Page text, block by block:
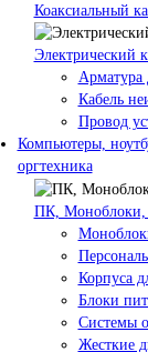
Коаксиальный
Электрический
Кабель
Провод
Компьютеры,
оргтехника
ПК, Моноблоки,
Корпуса
Блоки
Системы
Жесткие